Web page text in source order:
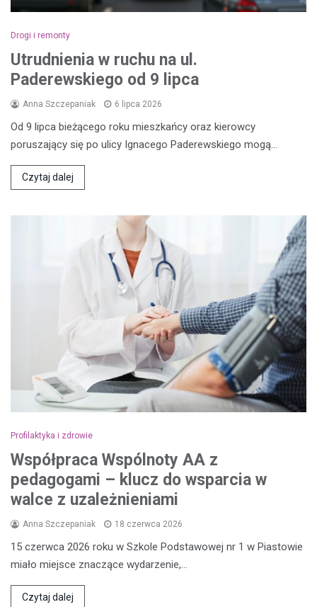
Drogi i remonty
Utrudnienia w ruchu na ul.
Paderewskiego od 9 lipca
Anna Szczepaniak 6 lipca 2026
Od 9 lipca bieżącego roku mieszkańcy oraz kierowcy
poruszający się po ulicy Ignacego Paderewskiego mogą…
Czytaj dalej
Profilaktyka i zdrowie
Współpraca Wspólnoty AA z
pedagogami – klucz do wsparcia w
walce z uzależnieniami
Anna Szczepaniak 18 czerwca 2026
15 czerwca 2026 roku w Szkole Podstawowej nr 1 w Piastowie
miało miejsce znaczące wydarzenie,…
Czytaj dalej